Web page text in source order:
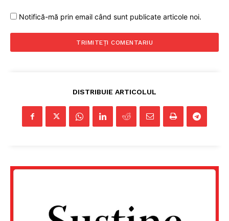
Notifică-mă prin email când sunt publicate articole noi.
DISTRIBUIE ARTICOLUL